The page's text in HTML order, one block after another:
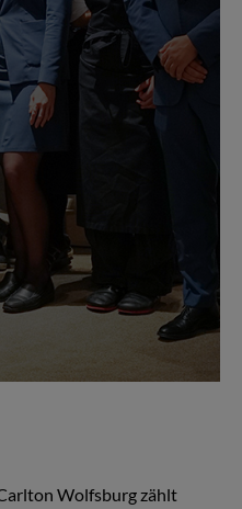
Wolfsburg zählt